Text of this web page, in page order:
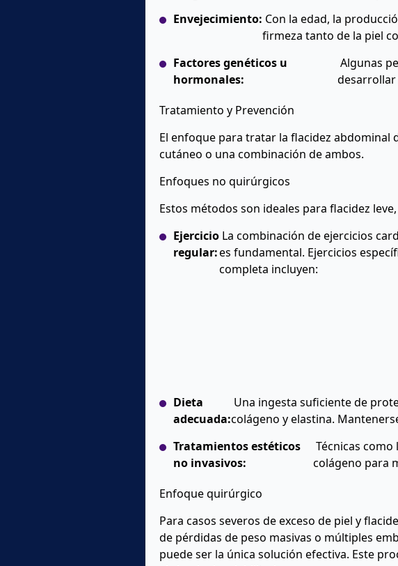
Envejecimiento: Con la edad, la
firmeza tanto de la piel
Factores genéticos u
hormonales:
Algunas
desarrollar
Tratamiento y Prevención
El enfoque para tratar la flacidez abdominal
cutáneo o una combinación de ambos.
Enfoques no quirúrgicos
Estos métodos son ideales para flacidez
Ejercicio
regular:
La combinación de ejercicios
es fundamental. Ejercicios
completa incluyen:
Dieta
adecuada:
Una ingesta suficiente de
colágeno y elastina.
Tratamientos estéticos
no invasivos:
Técnicas
colágeno para
Enfoque quirúrgico
Para casos severos de exceso de piel y
de pérdidas de peso masivas o múltiples
puede ser la única solución efectiva. Este